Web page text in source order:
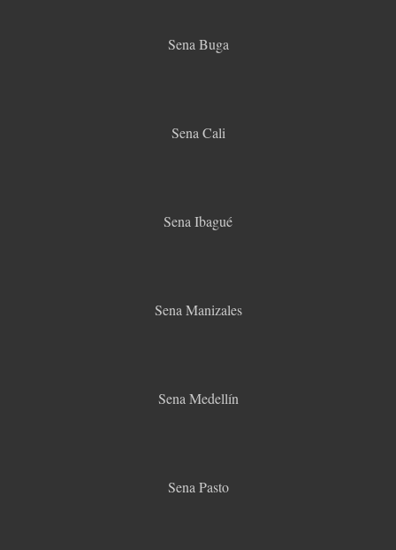
Sena Buga
Sena Cali
Sena Ibagué
Sena Manizales
Sena Medellín
Sena Pasto